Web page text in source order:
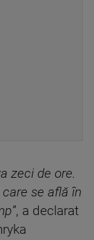
zeci de ore.
se află în
, a declarat